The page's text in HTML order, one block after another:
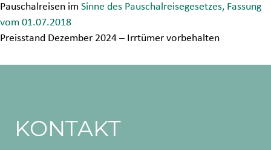
Pauschalreisen im Sinne des Pauschalreisegesetzes, Fassung
vom 01.07.2018
Preisstand Dezember 2024 – Irrtümer vorbehalten
KONTAKT